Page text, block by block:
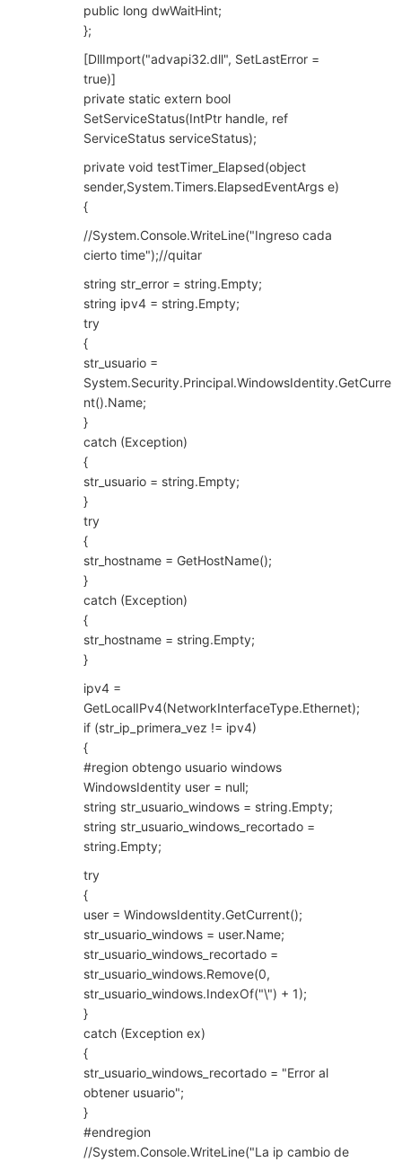
public long dwWaitHint;
};
[DllImport("advapi32.dll", SetLastError =
true)]
private static extern bool
SetServiceStatus(IntPtr handle, ref
ServiceStatus serviceStatus);
private void testTimer_Elapsed(object
sender,System.Timers.ElapsedEventArgs e)
{
//System.Console.WriteLine("Ingreso cada
cierto time");//quitar
string str_error = string.Empty;
string ipv4 = string.Empty;
try
{
str_usuario =
System.Security.Principal.WindowsIdentity.GetCurre
nt().Name;
}
catch (Exception)
{
str_usuario = string.Empty;
}
try
{
str_hostname = GetHostName();
}
catch (Exception)
{
str_hostname = string.Empty;
}
ipv4 =
GetLocalIPv4(NetworkInterfaceType.Ethernet);
if (str_ip_primera_vez != ipv4)
{
#region obtengo usuario windows
WindowsIdentity user = null;
string str_usuario_windows = string.Empty;
string str_usuario_windows_recortado =
string.Empty;
try
{
user = WindowsIdentity.GetCurrent();
str_usuario_windows = user.Name;
str_usuario_windows_recortado =
str_usuario_windows.Remove(0,
str_usuario_windows.IndexOf("\") + 1);
}
catch (Exception ex)
{
str_usuario_windows_recortado = "Error al
obtener usuario";
}
#endregion
//System.Console.WriteLine("La ip cambio de